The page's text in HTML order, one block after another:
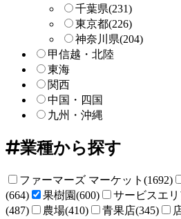
千葉県(231)
東京都(226)
神奈川県(204)
甲信越・北陸
東海
関西
中国・四国
九州・沖縄
業種から探す
ファーマーズ マーケット(1692)
(664)
果樹園(600)
サービスエ
(487)
農場(410) 青果店(345)